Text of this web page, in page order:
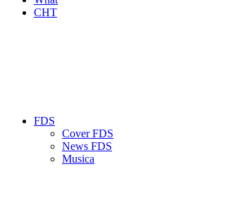
CHT
FDS
Cover FDS
News FDS
Musica